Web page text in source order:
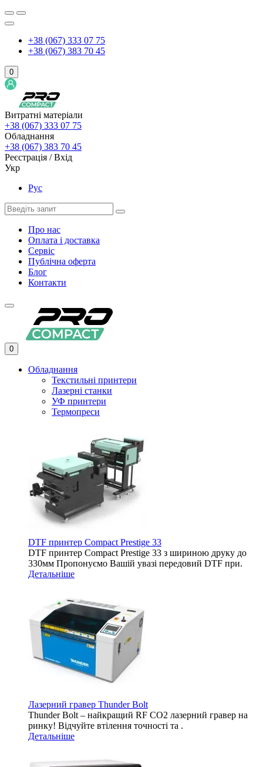
+38 (067) 333 07 75
+38 (067) 383 70 45
0
Витратні матеріали
+38 (067) 333 07 75
Обладнання
+38 (067) 383 70 45
Реєстрація / Вхід
Укр
Рус
Про нас
Оплата і доставка
Сервіс
Публічна оферта
Блог
Контакти
0
Обладнання
Текстильні принтери
Лазерні станки
УФ принтери
Термопреси
DTF принтер Compact Prestige 33
DTF принтер Compact Prestige 33 з шириною друку до
330мм Пропонуємо Вашій увазі передовий DTF при.
Детальніше
Лазерний гравер Thunder Bolt
Thunder Bolt – найкращий RF CO2 лазерний гравер на
ринку! Відчуйте втілення точності та .
Детальніше